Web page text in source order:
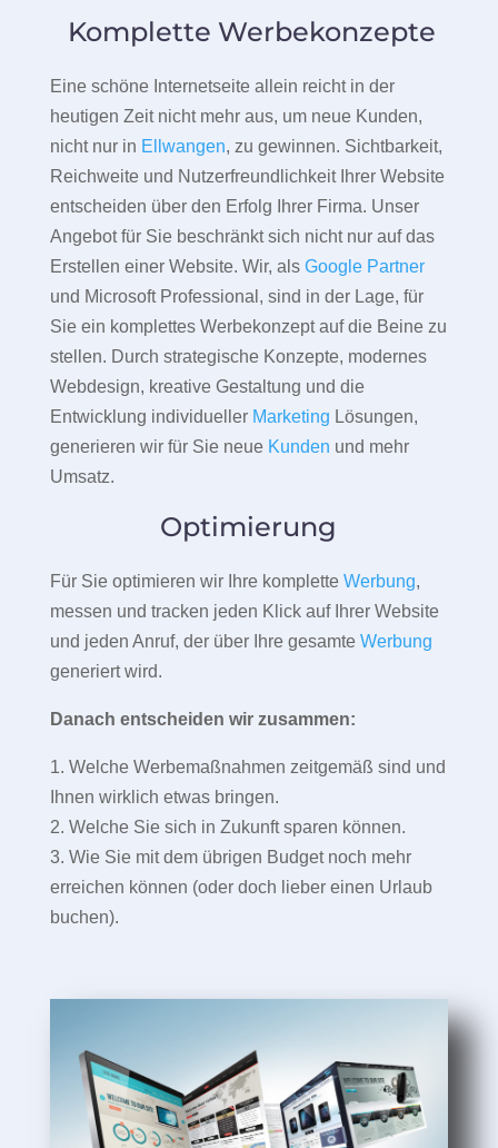
Komplette Werbekonzepte
Eine schöne Internetseite allein reicht in der
heutigen Zeit nicht mehr aus, um neue Kunden,
nicht nur in Ellwangen, zu gewinnen. Sichtbarkeit,
Reichweite und Nutzerfreundlichkeit Ihrer Website
entscheiden über den Erfolg Ihrer Firma. Unser
Angebot für Sie beschränkt sich nicht nur auf das
Erstellen einer Website. Wir, als Google Partner
und Microsoft Professional, sind in der Lage, für
Sie ein komplettes Werbekonzept auf die Beine zu
stellen. Durch strategische Konzepte, modernes
Webdesign, kreative Gestaltung und die
Entwicklung individueller Marketing Lösungen,
generieren wir für Sie neue Kunden und mehr
Umsatz.
Optimierung
Für Sie optimieren wir Ihre komplette Werbung,
messen und tracken jeden Klick auf Ihrer Website
und jeden Anruf, der über Ihre gesamte Werbung
generiert wird.
Danach entscheiden wir zusammen:
1. Welche Werbemaßnahmen zeitgemäß sind und
Ihnen wirklich etwas bringen.
2. Welche Sie sich in Zukunft sparen können.
3. Wie Sie mit dem übrigen Budget noch mehr
erreichen können (oder doch lieber einen Urlaub
buchen).